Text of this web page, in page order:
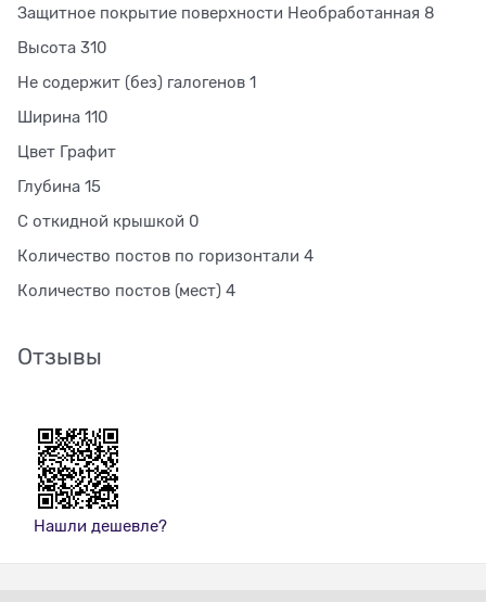
Защитное покрытие поверхности Необработанная 8
Высота 310
Не содержит (без) галогенов 1
Ширина 110
Цвет Графит
Глубина 15
С откидной крышкой 0
Количество постов по горизонтали 4
Количество постов (мест) 4
Отзывы
Нашли дешевле?